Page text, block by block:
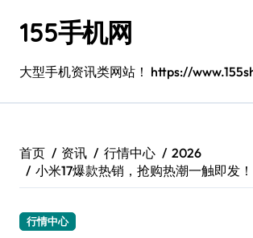
155手机网
大型手机资讯类网站！ https://
首页 资讯 行情中心
2026
小米17爆款热销，抢购热潮一触即发！
行情中心